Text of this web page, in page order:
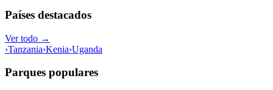
Países destacados
Ver todo →
›Tanzania›Kenia›Uganda
Parques populares